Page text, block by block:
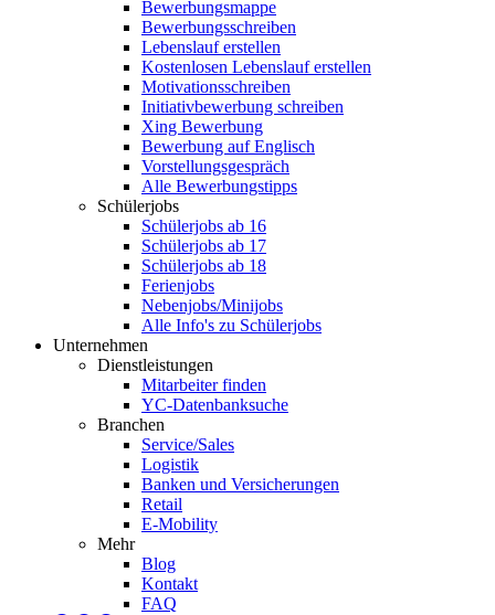
Bewerbungsmappe
Bewerbungsschreiben
Lebenslauf erstellen
Kostenlosen Lebenslauf erstellen
Motivationsschreiben
Initiativbewerbung schreiben
Xing Bewerbung
Bewerbung auf Englisch
Vorstellungsgespräch
Alle Bewerbungstipps
Schülerjobs
Schülerjobs ab 16
Schülerjobs ab 17
Schülerjobs ab 18
Ferienjobs
Nebenjobs/Minijobs
Alle Info's zu Schülerjobs
Unternehmen
Dienstleistungen
Mitarbeiter finden
YC-Datenbanksuche
Branchen
Service/Sales
Logistik
Banken und Versicherungen
Retail
E-Mobility
Mehr
Blog
Kontakt
FAQ